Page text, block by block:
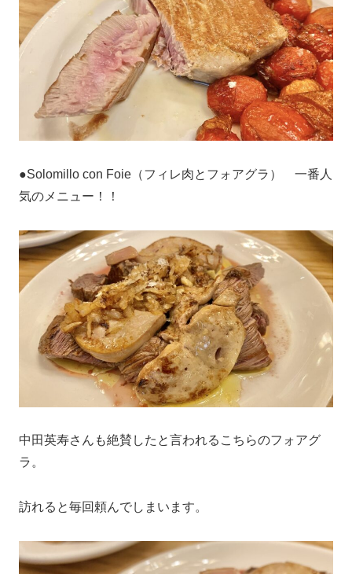
●Solomillo con Foie（フィレ肉とフォアグラ） 一番人
気のメニュー！！
中田英寿さんも絶賛したと言われるこちらのフォアグ
ラ。
訪れると毎回頼んでしまいます。